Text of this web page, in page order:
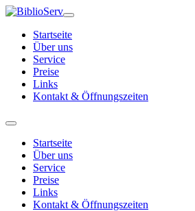
Startseite
Über uns
Service
Preise
Links
Kontakt & Öffnungszeiten
Startseite
Über uns
Service
Preise
Links
Kontakt & Öffnungszeiten